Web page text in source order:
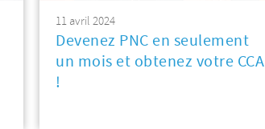
11 avril 2024
Devenez PNC en seulement
un mois et obtenez votre CCA
!